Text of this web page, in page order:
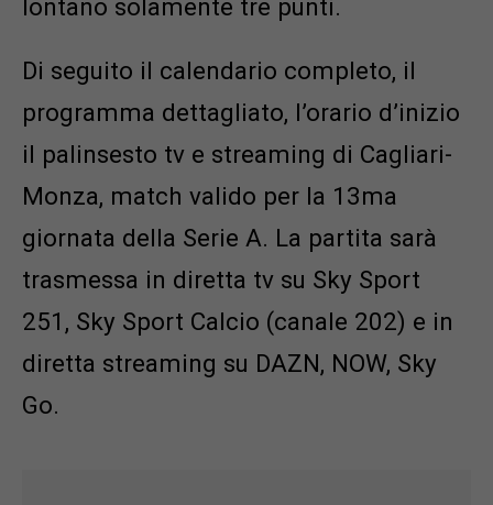
lontano solamente tre punti.
Di seguito il calendario completo, il
programma dettagliato, l’orario d’inizio
il palinsesto tv e streaming di Cagliari-
Monza, match valido per la 13ma
giornata della Serie A. La partita sarà
trasmessa in diretta tv su Sky Sport
251, Sky Sport Calcio (canale 202) e in
diretta streaming su DAZN, NOW, Sky
Go.